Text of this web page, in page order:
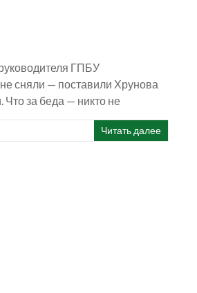
ГПБУ
сняли — поставили Хрунова
Что за беда — никто не
Читать далее